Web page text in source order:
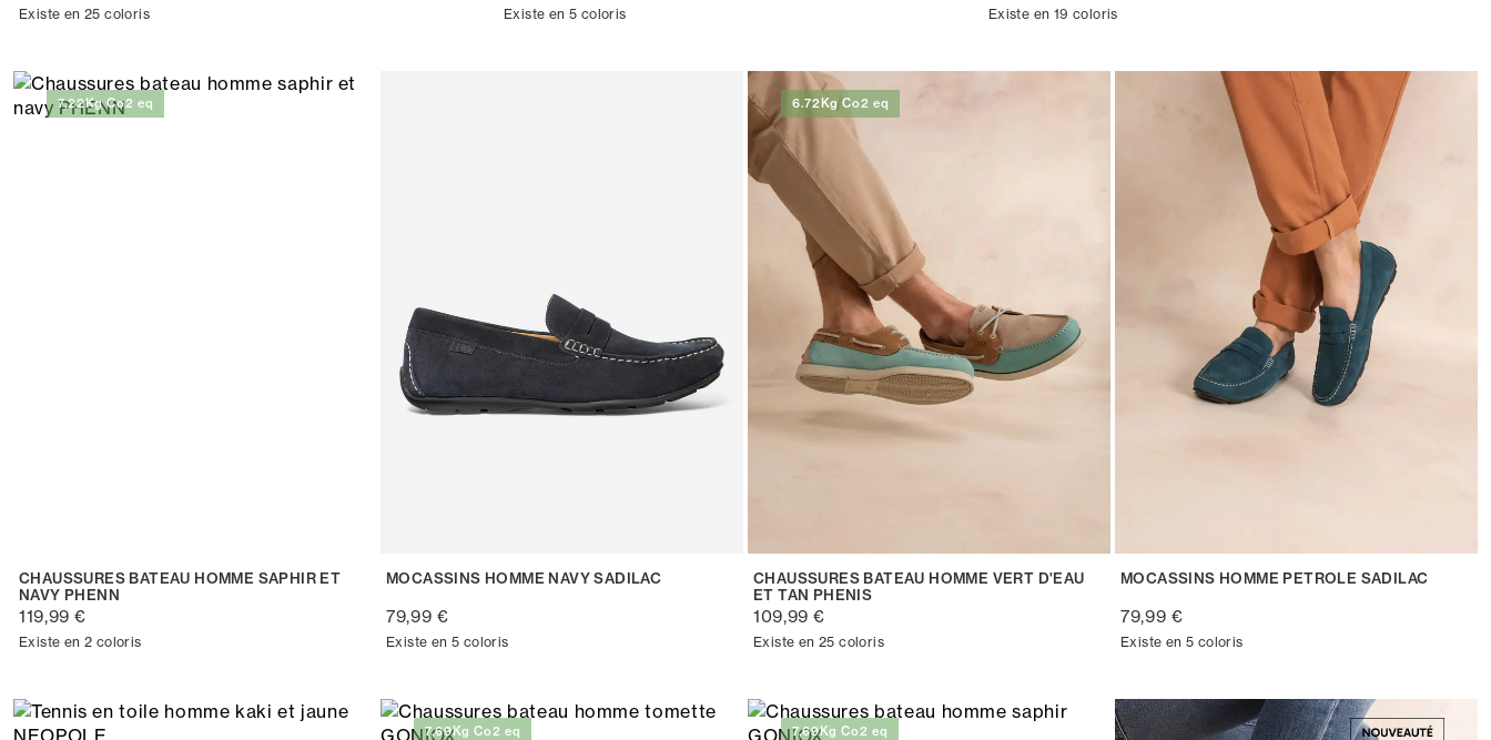
Existe en 25 coloris Existe en 5 coloris Existe en 19 coloris
7,22Kg Co2 eq
CHAUSSURES BATEAU HOMME SAPHIR ET
NAVY PHENN
119,99 €
Existe en 2 coloris
MOCASSINS HOMME NAVY SADILAC
79,99 €
Existe en 5 coloris
6.72Kg Co2 eq
CHAUSSURES BATEAU HOMME VERT D'EAU
ET TAN PHENIS
109,99 €
Existe en 25 coloris
MOCASSINS HOMME PETROLE SADILAC
79,99 €
Existe en 5 coloris
7,69Kg Co2 eq 7,69Kg Co2 eq